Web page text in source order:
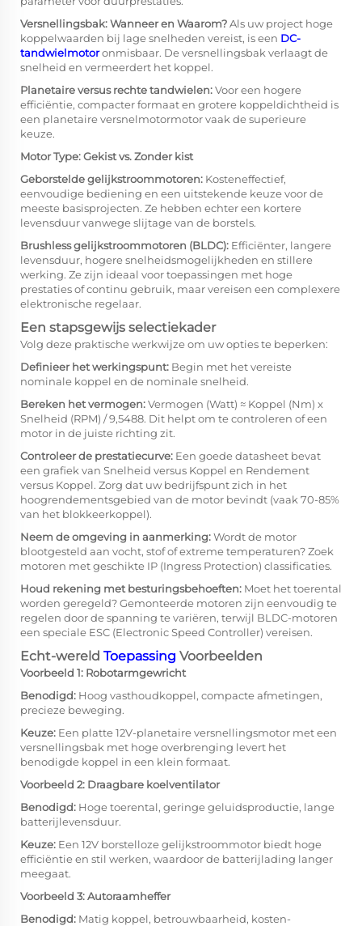
Versnellingsbak: Wanneer en Waarom?Als uw project hoge
koppelwaarden bij lage snelheden vereist, is een DC-
tandwielmotoronmisbaar. De versnellingsbak verlaagt de
snelheid en vermeerdert het koppel.
Planetaire versus rechte tandwielen:Voor een hogere
efficiëntie, compacter formaat en grotere koppeldichtheid is
een planetaire versnelmotormotor vaak de superieure
keuze.
Motor Type: Gekist vs. Zonder kist
Geborstelde gelijkstroommotoren: Kosteneffectief,
eenvoudige bediening en een uitstekende keuze voor de
meeste basisprojecten. Ze hebben echter een kortere
levensduur vanwege slijtage van de borstels.
Brushless gelijkstroommotoren (BLDC): Efficiënter, langere
levensduur, hogere snelheidsmogelijkheden en stillere
werking. Ze zijn ideaal voor toepassingen met hoge
prestaties of continu gebruik, maar vereisen een complexere
elektronische regelaar.
Een stapsgewijs selectiekader
Volg deze praktische werkwijze om uw opties te beperken:
Definieer het werkingspunt: Begin met het vereiste
nominale koppel en de nominale snelheid.
Bereken het vermogen:Vermogen (Watt) ≈ Koppel (Nm) x
Snelheid (RPM) / 9,5488. Dit helpt om te controleren of een
motor in de juiste richting zit.
Controleer de prestatiecurve: Een goede datasheet bevat
een grafiek van Snelheid versus Koppel en Rendement
versus Koppel. Zorg dat uw bedrijfspunt zich in het
hoogrendementsgebied van de motor bevindt (vaak 70-85%
van het blokkeerkoppel).
Neem de omgeving in aanmerking:Wordt de motor
blootgesteld aan vocht, stof of extreme temperaturen? Zoek
motoren met geschikte IP (Ingress Protection) classificaties.
Houd rekening met besturingsbehoeften: Moet het toerental
worden geregeld? Gemonteerde motoren zijn eenvoudig te
regelen door de spanning te variëren, terwijl BLDC-motoren
een speciale ESC (Electronic Speed Controller) vereisen.
Echt-wereld Toepassing Voorbeelden
Voorbeeld 1: Robotarmgewricht
Benodigd: Hoog vasthoudkoppel, compacte afmetingen,
precieze beweging.
Keuze: Een platte 12V-planetaire versnellingsmotor met een
versnellingsbak met hoge overbrenging levert het
benodigde koppel in een klein formaat.
Voorbeeld 2: Draagbare koelventilator
Benodigd: Hoge toerental, geringe geluidsproductie, lange
batterijlevensduur.
Keuze: Een 12V borstelloze gelijkstroommotor biedt hoge
efficiëntie en stil werken, waardoor de batterijlading langer
meegaat.
Voorbeeld 3: Autoraamheffer
Benodigd: Matig koppel, betrouwbaarheid, kosten-